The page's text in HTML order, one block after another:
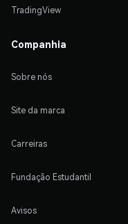
TradingView
Companhia
Sobre nós
Site da marca
Carreiras
Fundação Estudantil
Avisos